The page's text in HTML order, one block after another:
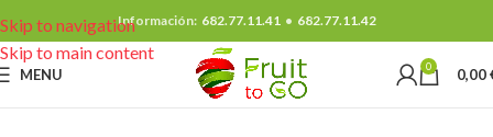
Skip to navigation
Skip to main content
Información: 682.77.11.41• 682.77.11.42
MENU 0 0,00